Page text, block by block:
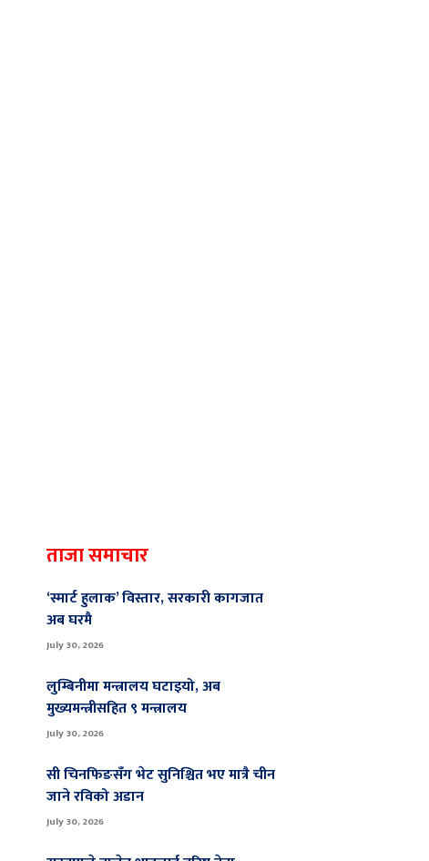
ताजा समाचार
‘स्मार्ट हुलाक’ विस्तार, सरकारी कागजात
अब घरमै
July 30, 2026
लुम्बिनीमा मन्त्रालय घटाइयो, अब
मुख्यमन्त्रीसहित ९ मन्त्रालय
July 30, 2026
सी चिनफिङसँग भेट सुनिश्चित भए मात्रै चीन
जाने रविको अडान
July 30, 2026